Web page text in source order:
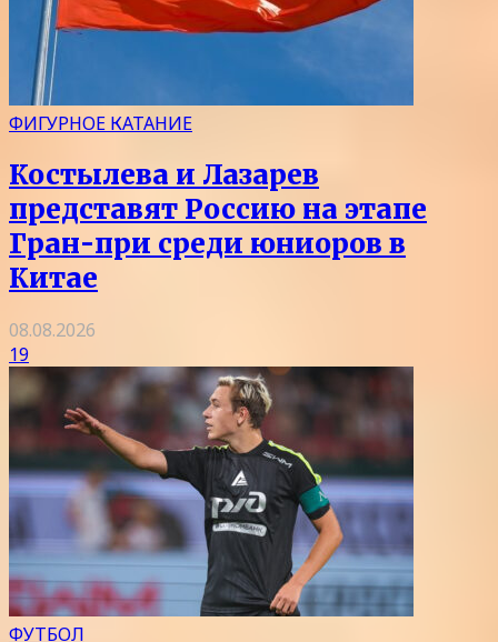
ФИГУРНОЕ КАТАНИЕ
Костылева и Лазарев
представят Россию на этапе
Гран-при среди юниоров в
Китае
08.08.2026
19
ФУТБОЛ